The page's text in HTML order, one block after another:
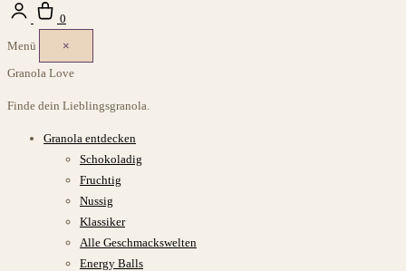
Login
0
Menü
×
Granola Love
Finde dein Lieblingsgranola.
Granola entdecken
Schokoladig
Fruchtig
Nussig
Klassiker
Alle Geschmackswelten
Energy Balls